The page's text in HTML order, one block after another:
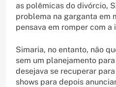
as polêmicas do divórcio,
problema na garganta em
pensava em romper com a
Simaria, no entanto, não
sem um planejamento
desejava se recuperar
shows para depois